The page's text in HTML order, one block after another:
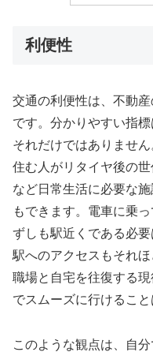
利便性
交通の利便性は、不動
です。分かりやすい指
それだけではありませ
住む人がリタイヤ後の
など日常生活に必要な
もできます。電車に乗
ずしも駅近くである必
駅へのアクセスもそれ
職場と自宅を往復する
でスムーズに行けること
このような観点は、自